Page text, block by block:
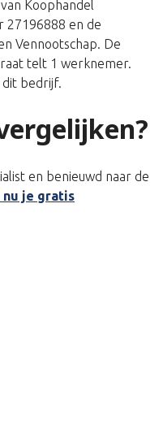
Koophandel
27196888 en de
Vennootschap. De
telt 1 werknemer.
dit bedrijf.
en benieuwd naar de
nu je gratis